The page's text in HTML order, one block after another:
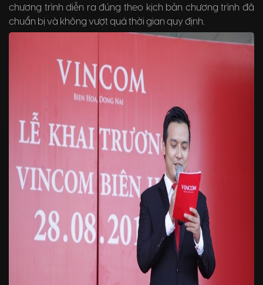
chương trình diễn ra đúng theo kịch bản chương trình đã
chuẩn bị và không vượt quá thời gian quy định.